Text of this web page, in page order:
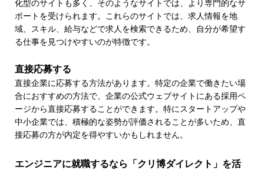
化型のサイトも多く、そのようなサイトでは、より専門的なサ
ポートを受けられます。これらのサイトでは、求人情報を地
域、スキル、給与などで求人を検索できるため、自分が希望す
る仕事を見つけやすいのが特徴です。
直接応募する
直接企業に応募する方法があります。特定の企業で働きたい場
合におすすめの方法で、企業の公式ウェブサイトにある採用ペ
ージから直接応募することができます。特にスタートアップや
中小企業では、積極的な姿勢が評価されることが多いため、直
接応募の方が内定を得やすいかもしれません。
エンジニアに就職するなら「クリ博ダイレクト」を活